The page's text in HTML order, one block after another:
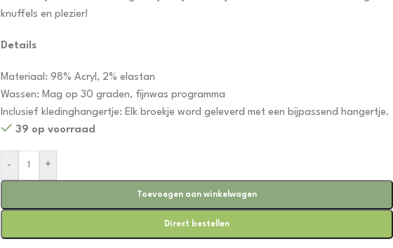
knuffels en plezier!
Details
Materiaal: 98% Acryl, 2% elastan
Wassen: Mag op 30 graden, fijnwas programma
Inclusief kledinghangertje: Elk broekje word geleverd met een bijpassend hangertje.
39 op voorraad
- +
Toevoegen aan winkelwagen
Direct bestellen